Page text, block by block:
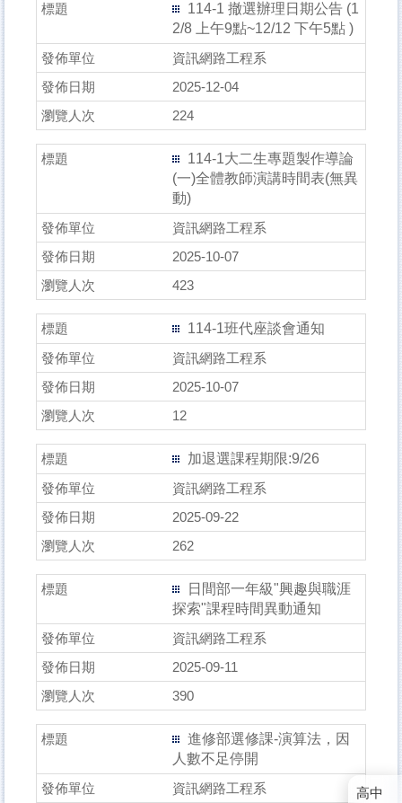
114-1 撤選辦理⽇期公告 (1
2/8 上午9點~12/12 下午5點 )
資訊網路工程系
2025-12-04
224
114-1大二生專題製作導論
(一)全體教師演講時間表(無異
動)
資訊網路工程系
2025-10-07
423
114-1班代座談會通知
資訊網路工程系
2025-10-07
12
加退選課程期限:9/26
資訊網路工程系
2025-09-22
262
日間部一年級"興趣與職涯
探索"課程時間異動通知
資訊網路工程系
2025-09-11
390
進修部選修課-演算法，因
人數不足停開
資訊網路工程系
高中